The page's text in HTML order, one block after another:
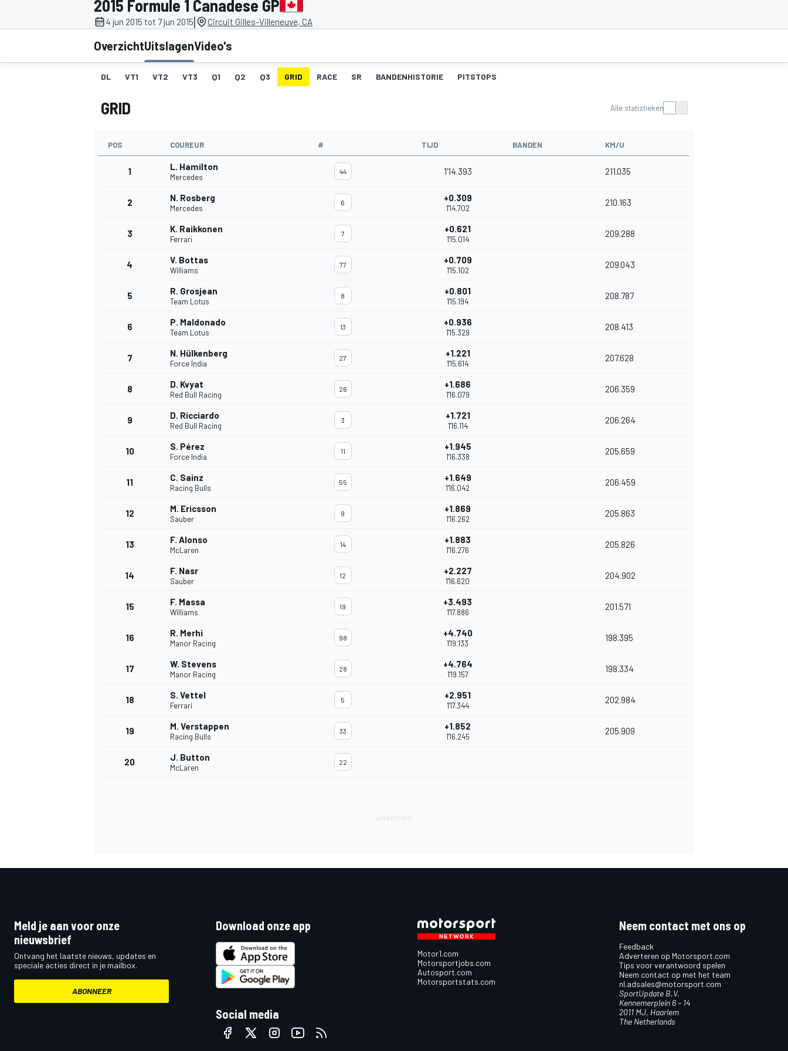
DTM
2015 Formule 1 Canadese GP
4 jun 2015 tot 7 jun 2015| Circuit Gilles-Villeneuve, CA
OverzichtUitslagenVideo's
DL VT1 VT2 VT3 Q1 Q2 Q3 GRID RACE SR BANDENHISTORIE PITSTOPS
GRID Alle statistieken
POS COUREUR # TIJD BANDEN KM/U
1 L. Hamilton
Mercedes
44 1'14.393 211.035
2 N. Rosberg
Mercedes
6 +0.309
1'14.702
210.163
3 K. Raikkonen
Ferrari
7 +0.621
1'15.014
209.288
4 V. Bottas
Williams
77 +0.709
1'15.102
209.043
5 R. Grosjean
Team Lotus
8 +0.801
1'15.194
208.787
6 P. Maldonado
Team Lotus
13 +0.936
1'15.329
208.413
7 N. Hülkenberg
Force India
27 +1.221
1'15.614
207.628
8 D. Kvyat
Red Bull Racing
26 +1.686
1'16.079
206.359
9 D. Ricciardo
Red Bull Racing
3 +1.721
1'16.114
206.264
10 S. Pérez
Force India
11 +1.945
1'16.338
205.659
11 C. Sainz
Racing Bulls
55 +1.649
1'16.042
206.459
12 M. Ericsson
Sauber
9 +1.869
1'16.262
205.863
13 F. Alonso
McLaren
14 +1.883
1'16.276
205.826
14 F. Nasr
Sauber
12 +2.227
1'16.620
204.902
15 F. Massa
Williams
19 +3.493
1'17.886
201.571
16 R. Merhi
Manor Racing
98 +4.740
1'19.133
198.395
17 W. Stevens
Manor Racing
28 +4.764
1'19.157
198.334
18 S. Vettel
Ferrari
5 +2.951
1'17.344
202.984
19 M. Verstappen
Racing Bulls
33 +1.852
1'16.245
205.909
20 J. Button
McLaren
22
Meld je aan voor onze
nieuwsbrief
Ontvang het laatste nieuws, updates en
speciale acties direct in je mailbox.
ABONNEER
Download onze app
Social media
Motor1.com
Motorsportjobs.com
Autosport.com
Motorsportstats.com
Neem contact met ons op
Feedback
Adverteren op Motorsport.com
Tips voor verantwoord spelen
Neem contact op met het team
nl.adsales@motorsport.com
SportUpdate B.V.
Kennemerplein 6 – 14
2011 MJ, Haarlem
The Netherlands